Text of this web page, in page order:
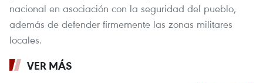
nacional en asociación con la seguridad del pueblo,
además de defender firmemente las zonas militares
locales.
VER MÁS